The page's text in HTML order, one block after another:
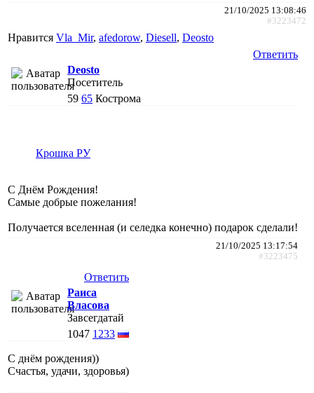
21/10/2025 13:08:46
#3223472
Нравится Vla_Mir, afedorow, Diesell, Deosto
Ответить
Deosto
Посетитель
59 65 Кострома
Крошка РУ
С Днём Рождения!
Самые добрые пожелания!
Получается вселенная (и селедка конечно) подарок сделали!
21/10/2025 13:17:54
#3223475
Ответить
Раиса
Власова
Завсегдатай
1047 1233
С днём рождения))
Счастья, удачи, здоровья)